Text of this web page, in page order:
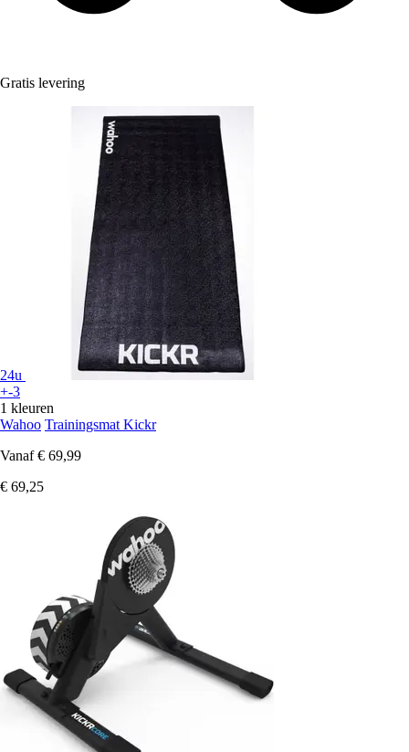
Gratis levering
24u
+-3
1 kleuren
Wahoo Trainingsmat Kickr
Vanaf € 69,99
€ 69,25